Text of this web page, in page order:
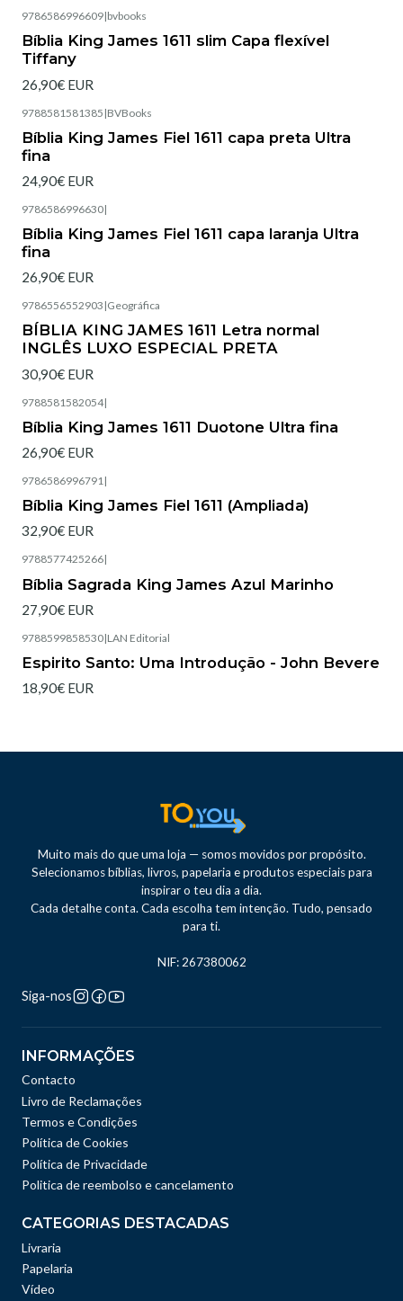
9786586996609|bvbooks
Bíblia King James 1611 slim Capa flexível
Tiffany
26,90€ EUR
9788581581385 |BVBooks
Bíblia King James Fiel 1611 capa preta Ultra
fina
24,90€ EUR
9786586996630|
Bíblia King James Fiel 1611 capa laranja Ultra
fina
26,90€ EUR
9786556552903 |Geográfica
BÍBLIA KING JAMES 1611 Letra normal
INGLÊS LUXO ESPECIAL PRETA
30,90€ EUR
9788581582054|
Bíblia King James 1611 Duotone Ultra fina
26,90€ EUR
9786586996791|
Bíblia King James Fiel 1611 (Ampliada)
32,90€ EUR
9788577425266|
Bíblia Sagrada King James Azul Marinho
27,90€ EUR
9788599858530|LAN Editorial
Espirito Santo: Uma Introdução - John Bevere
18,90€ EUR
Muito mais do que uma loja — somos movidos por propósito.
Selecionamos bíblias, livros, papelaria e produtos especiais para
inspirar o teu dia a dia.
Cada detalhe conta. Cada escolha tem intenção. Tudo, pensado
para ti.
NIF: 267380062
Siga-nos
INFORMAÇÕES
Contacto
Livro de Reclamações
Termos e Condições
Política de Cookies
Política de Privacidade
Politica de reembolso e cancelamento
CATEGORIAS DESTACADAS
Livraria
Papelaria
Vídeo